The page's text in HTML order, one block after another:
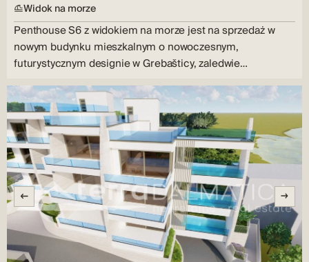
Widok na morze
Penthouse S6 z widokiem na morze jest na sprzedaż w
nowym budynku mieszkalnym o nowoczesnym,
futurystycznym designie w Grebašticy, zaledwie…